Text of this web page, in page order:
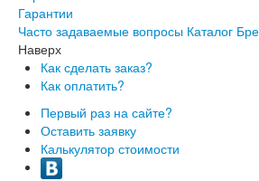
Гарантии
Часто задаваемые вопросы Каталог
Наверх
Как сделать заказ?
Как оплатить?
Первый раз на сайте?
Оставить заявку
Калькулятор стоимости